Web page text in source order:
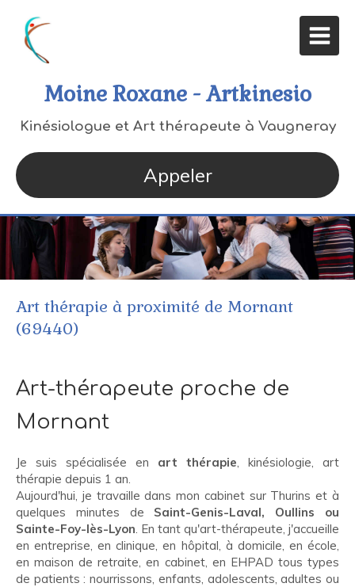
Moine Roxane - Artkinesio
Kinésiologue et Art thérapeute à Vaugneray
Appeler
Art thérapie à proximité de Mornant
(69440)
Art-thérapeute proche de
Mornant
Je suis spécialisée en art thérapie, kinésiologie, art
thérapie depuis 1 an.
Aujourd'hui, je travaille dans mon cabinet sur Thurins et à
quelques minutes de Saint-Genis-Laval, Oullins ou
Sainte-Foy-lès-Lyon. En tant qu'art-thérapeute, j'accueille
en entreprise, en clinique, en hôpital, à domicile, en école,
en maison de retraite, en cabinet, en EHPAD tous types
de patients : nourrissons, enfants, adolescents, adultes ou